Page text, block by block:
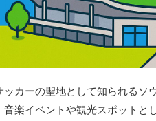
ッカーの聖地として知られるソ
音楽イベントや観光スポットと